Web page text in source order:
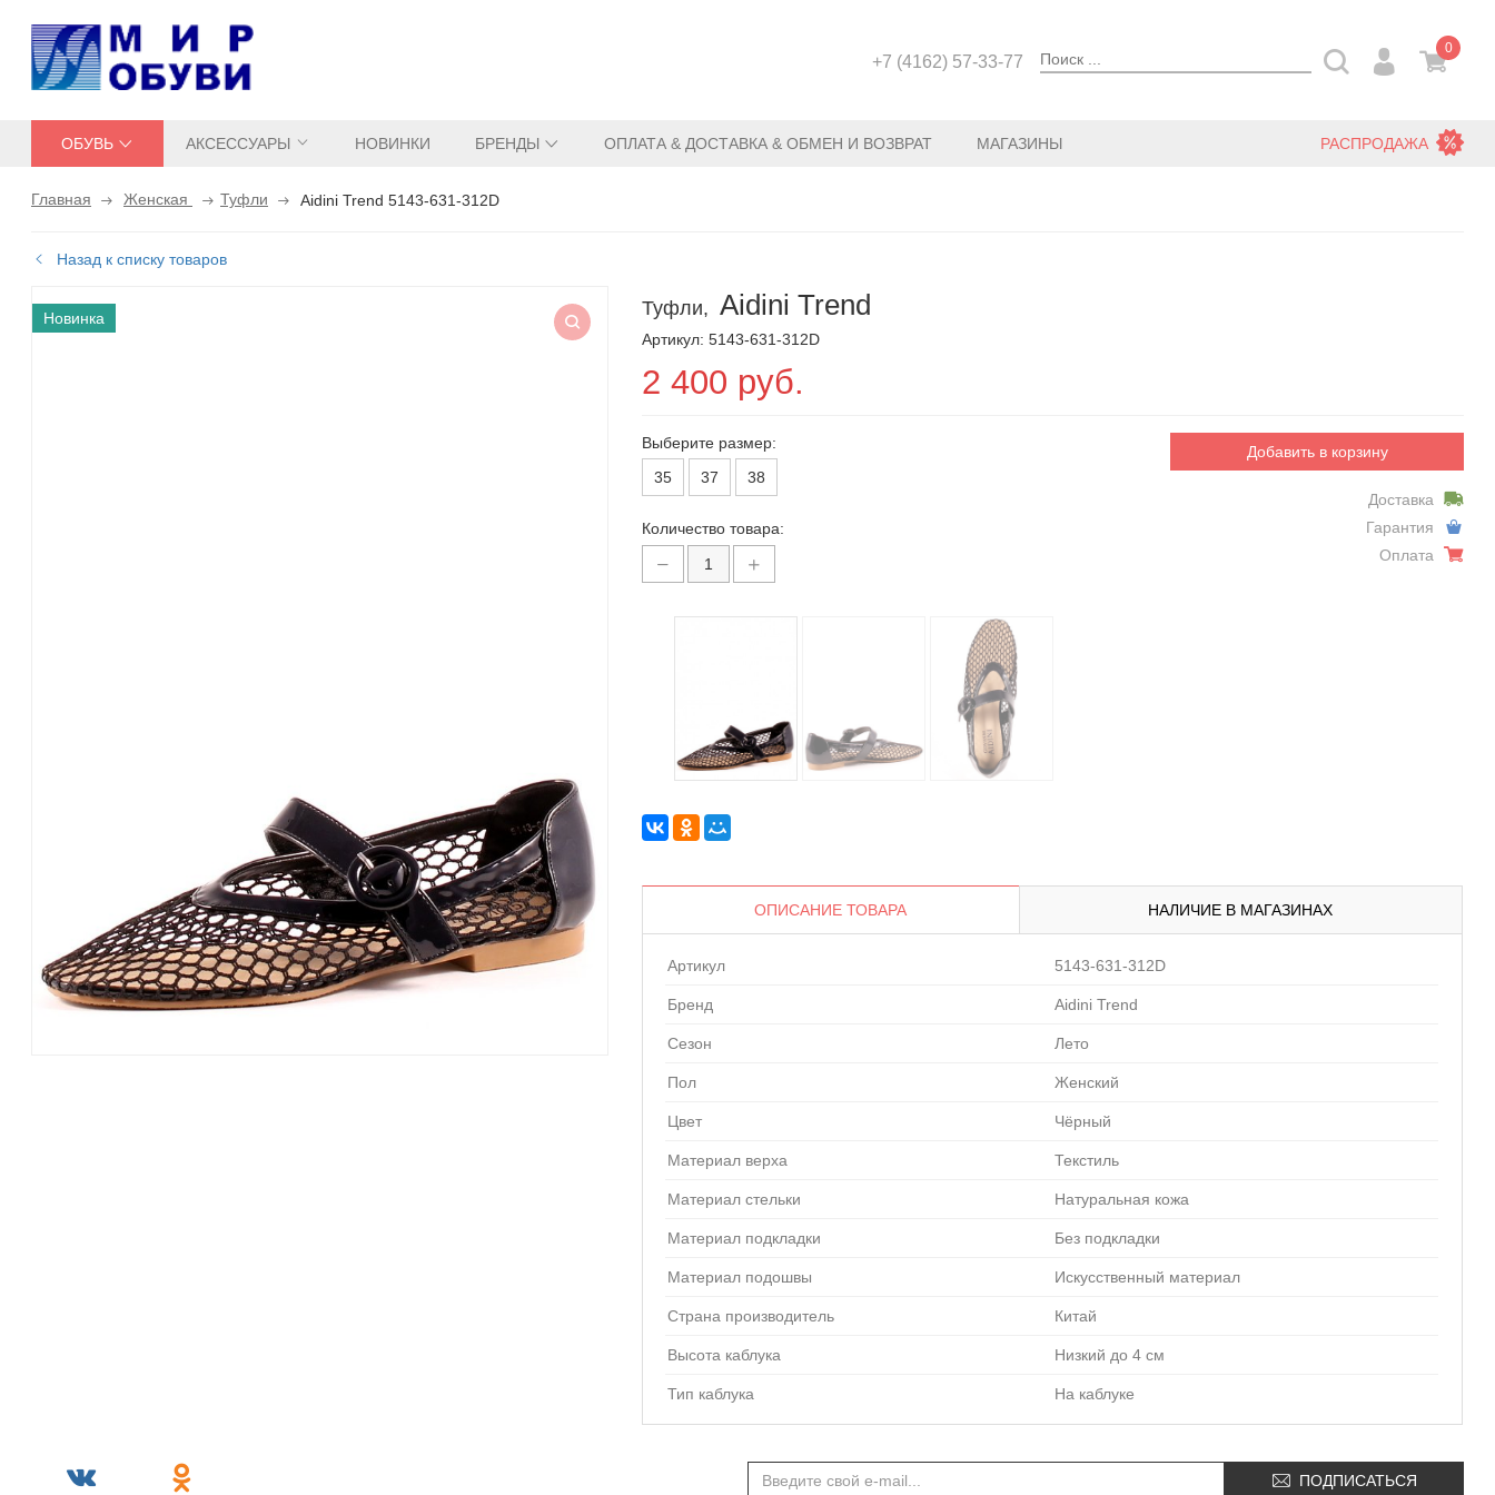
+7 (4162) 57-33-77
0
ОБУВЬ АКСЕССУАРЫ НОВИНКИ БРЕНДЫ ОПЛАТА & ДОСТАВКА & ОБМЕН И ВОЗВРАТ МАГАЗИНЫ РАСПРОДАЖА
Главная Женская Туфли Aidini Trend 5143-631-312D
Назад к списку товаров
Туфли, Aidini Trend
Артикул: 5143-631-312D
2 400 руб.
Выберите размер:
35
37 38
Количество товара:
Добавить в корзину
Доставка
Гарантия
Оплата
ОПИСАНИЕ ТОВАРА НАЛИЧИЕ В МАГАЗИНАХ
Артикул 5143-631-312D
Бренд Aidini Trend
Сезон Лето
Пол Женский
Цвет Чёрный
Материал верха Текстиль
Материал стельки Натуральная кожа
Материал подкладки Без подкладки
Материал подошвы Искусственный материал
Страна производитель Китай
Высота каблука Низкий до 4 см
Тип каблука На каблуке
ПОДПИСАТЬСЯ